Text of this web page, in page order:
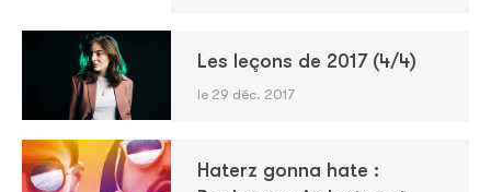
Les leçons de 2017 (4/4)
le 29 déc. 2017
Haterz gonna hate :